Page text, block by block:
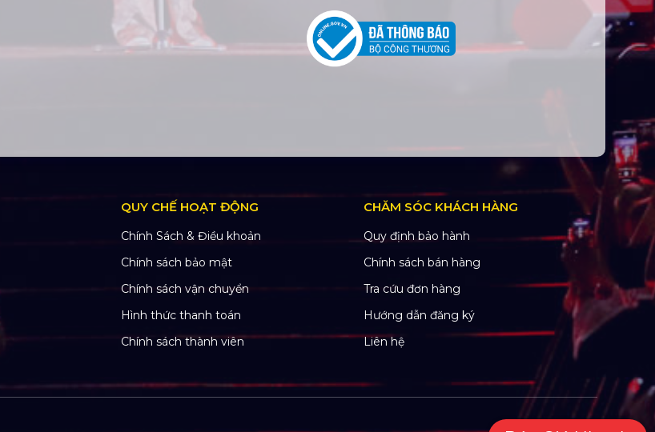
QUY CHẾ HOẠT ĐỘNG
Chính Sách & Điều khoản
Chính sách bảo mật
Chính sách vận chuyển
Hình thức thanh toán
Chính sách thành viên
CHĂM SÓC KHÁCH HÀNG
Quy định bảo hành
Chính sách bán hàng
Tra cứu đơn hàng
Hướng dẫn đăng ký
Liên hệ